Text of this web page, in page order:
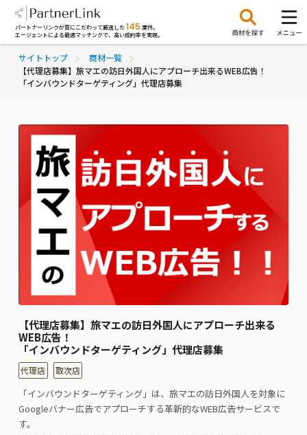
パートナーリンクが質にこだわって厳選した 145 案件。
エージェントによる最適マッチングで、高い成約率を実現。
サイトトップ
商材一覧
【代理店募集】旅マエの訪日外国人にアプローチ出来るWEB広告！
「インバウンドターゲティング」代理店募集
【代理店募集】旅マエの訪日外国人にアプローチ出来る
WEB広告！
「インバウンドターゲティング」代理店募集
代理店 取次店
「インバウンドターゲティング」は、旅マエの訪日外国人を対象に
Googleバナー広告でアプローチする革新的なWEB広告サービスで
す。